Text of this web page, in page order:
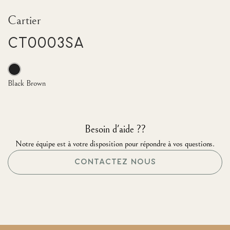
Cartier
CT0003SA
Black Brown
Besoin d'aide ??
Notre équipe est à votre disposition pour répondre à vos questions.
CONTACTEZ NOUS